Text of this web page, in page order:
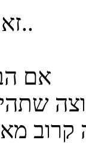
זאת שאלה רחבה למדי..
1. אם